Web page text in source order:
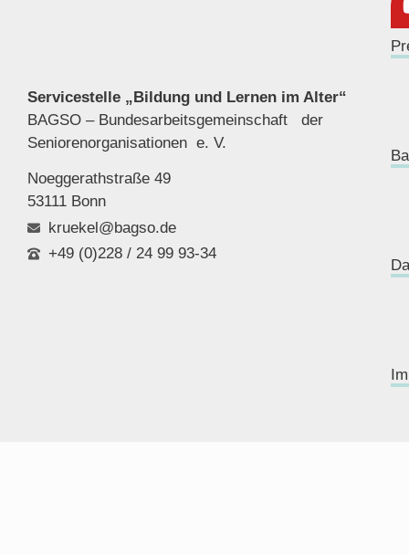
Servicestelle „Bildung und Lernen im Alter“
BAGSO – Bundesarbeitsgemeinschaft der
Seniorenorganisationen e. V.
Noeggerathstraße 49
53111 Bonn
kruekel@bagso.de
+49 (0)228 / 24 99 93-34